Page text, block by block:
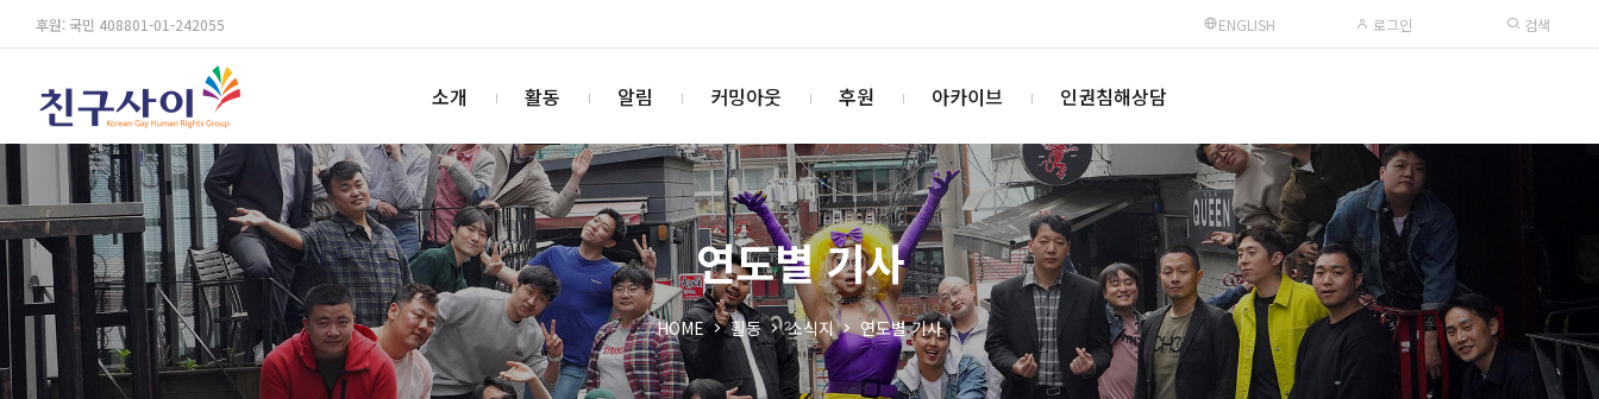
후원: 국민 408801-01-242055 ENGLISH 로그인 검색
소개 활동 알림 커밍아웃 후원 아카이브 인권침해상담
연도별 기사
HOME 활동 소식지 연도별 기사